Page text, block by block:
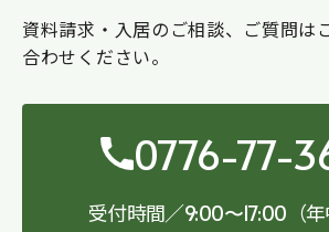
資料請求・入居のご相談、ご質問は
合わせください。
0776-77-
受付時間／9:00〜17:00 （